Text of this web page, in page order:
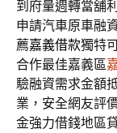
到府量週轉當舖
申請汽車原車融
薦嘉義借款獨特
合作最佳嘉義區
驗融資需求金額
業，安全網友評
金強力借錢地區